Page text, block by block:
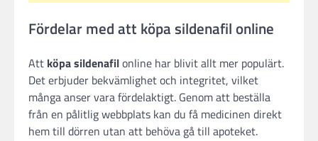
Fördelar med att köpa sildenafil online
Att köpa sildenafilonline har blivit allt mer populärt.
Det erbjuder bekvämlighet och integritet, vilket
många anser vara fördelaktigt. Genom att beställa
från en pålitlig webbplats kan du få medicinen direkt
hem till dörren utan att behöva gå till apoteket.